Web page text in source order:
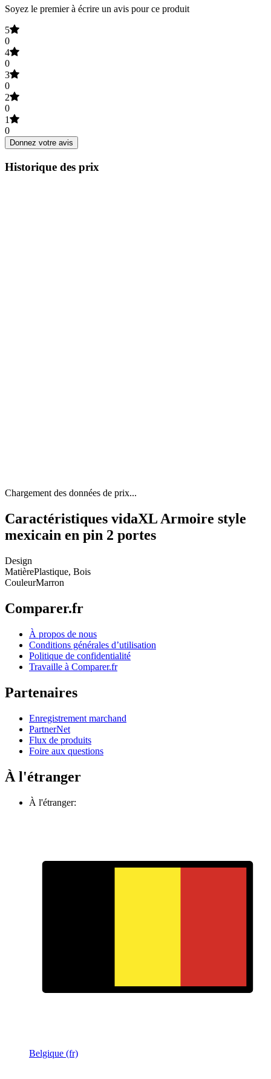
Soyez le premier à écrire un avis pour ce produit
5
0
4
0
3
0
2
0
1
0
Donnez votre avis
Historique des prix
Chargement des données de prix...
Caractéristiques vidaXL Armoire style
mexicain en pin 2 portes
Design
MatièrePlastique, Bois
CouleurMarron
Comparer.fr
À propos de nous
Conditions générales d’utilisation
Politique de confidentialité
Travaille à Comparer.fr
Partenaires
Enregistrement marchand
PartnerNet
Flux de produits
Foire aux questions
À l'étranger
À l'étranger:
Belgique (fr)